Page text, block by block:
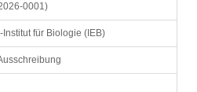
0001)
Institut für Biologie (IEB)